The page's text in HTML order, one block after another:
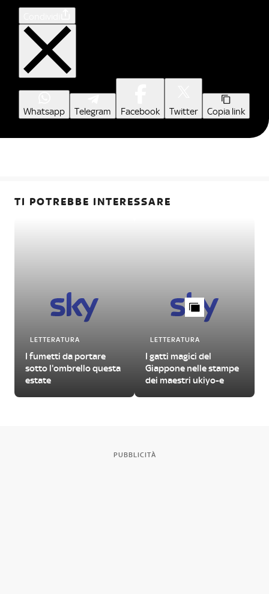
Whatsapp Telegram Facebook Twitter Copia link
TI POTREBBE INTERESSARE
LETTERATURA
I fumetti da portare
sotto l'ombrello questa
estate
LETTERATURA
I gatti magici del
Giappone nelle stampe
dei maestri ukiyo-e
PUBBLICITÀ